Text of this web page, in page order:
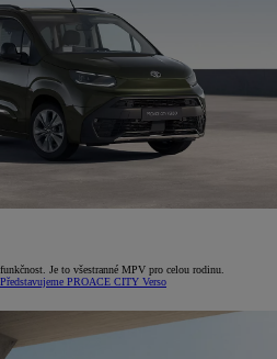
Je to všestranné MPV pro celou rodinu.
Představujeme PROACE CITY Verso